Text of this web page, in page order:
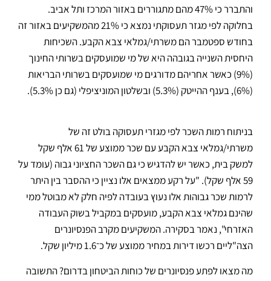
והתברר כי 47% מהם מתגוררים באזור המרכז ותל אביב.
בחלוקה לפי מגזר תעסוקתי נמצא כי 21% מהמשקיעים באזור זה
בחודש ספטמבר הם משרתי/גמלאי צבא הקבע. השכיחות
היחסית השנייה בגובהה היא של מי שמועסקים בשרותי החינוך
(9%) כאשר אחריהם מדורגים מי שמועסקים בשרותי הבריאות
(6%), בענף ההייטק (5.3%) ובשלטון המוניציפלי (גם כן 5.3%).
בניתוח רמות השכר לפי מגזרי תעסוקה בולט זה של
משרתי/גמלאי צבא הקבע עם שכר ממוצע של 61 אלף שקל
למשק בית, כאשר יש להדגיש כי גם השכר החציוני גבוה (עומד על
59 אלף שקל). "על רקע ממצאים אלו נציין כי ההסבר בין היתר
לרמות שכר גבוהות אלו נעוץ בעובדה לפיה חלק לא מבוטל ממי
שהינם גמלאי צבא הקבע, מועסקים במקביל בשוק העבודה
האזרחי", נאמר בסקירה. המשקיעים מקרב הפנסיונרים
הצה"ליים רכשו דירות במחיר ממוצע של כ־1.6 מיליון שקל.
מה מצאו לפתע פנסיונרים של כוחות הביטחון בדרום? התשובה